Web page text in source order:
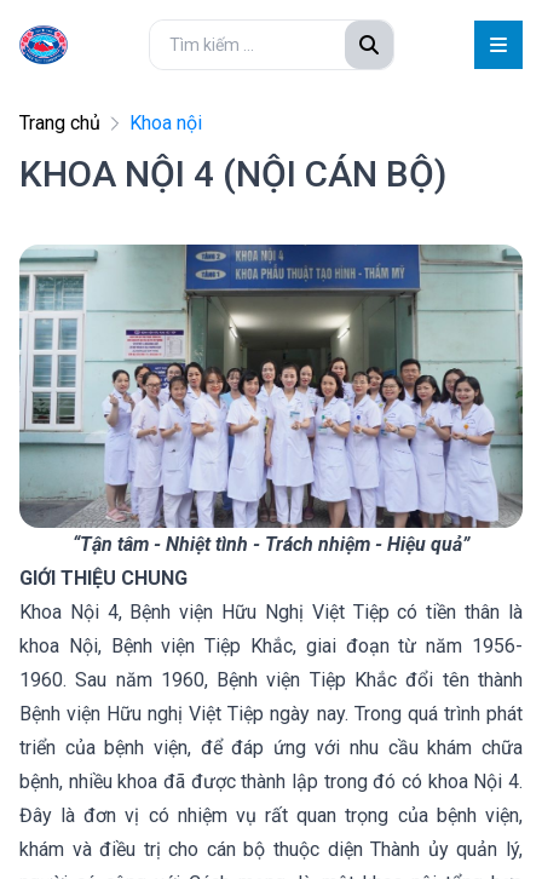
Trang chủ Khoa nội
KHOA NỘI 4 (NỘI CÁN BỘ)
“Tận tâm - Nhiệt tình - Trách nhiệm - Hiệu quả”
GIỚI THIỆU CHUNG
Khoa Nội 4, Bệnh viện Hữu Nghị Việt Tiệp có tiền thân là
khoa Nội, Bệnh viện Tiệp Khắc, giai đoạn từ năm 1956-
1960. Sau năm 1960, Bệnh viện Tiệp Khắc đổi tên thành
Bệnh viện Hữu nghị Việt Tiệp ngày nay. Trong quá trình phát
triển của bệnh viện, để đáp ứng với nhu cầu khám chữa
bệnh, nhiều khoa đã được thành lập trong đó có khoa Nội 4.
Đây là đơn vị có nhiệm vụ rất quan trọng của bệnh viện,
khám và điều trị cho cán bộ thuộc diện Thành ủy quản lý,